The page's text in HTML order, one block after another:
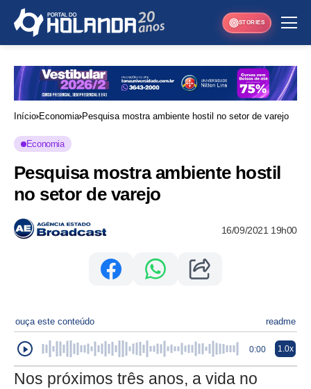
STORIES
Início Economia Pesquisa mostra ambiente hostil no setor de varejo
Economia
Pesquisa mostra ambiente hostil
no setor de varejo
16/09/2021 19h00
ouça este conteúdo readme
0:00 1.0x
Nos próximos três anos, a vida no